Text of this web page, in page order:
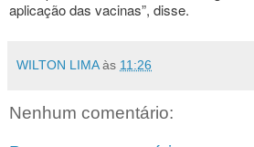
aplicação das vacinas”, disse.
WILTON LIMA às 11:26
Nenhum comentário: